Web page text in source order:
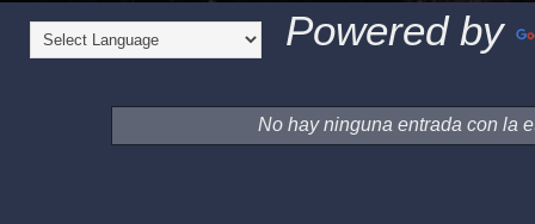
Powered by
No hay ninguna entrada con la